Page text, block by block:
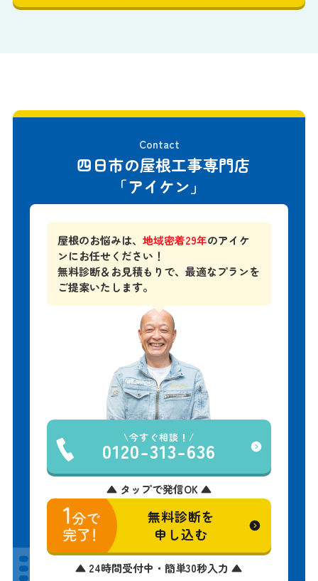
Contact
四日市の屋根工事専門店
「アイケン」
屋根のお悩みは、地域密着29年のアイケ
ンにお任せください！
無料診断＆お見積もりで、最適なプランを
ご提案いたします。
今すぐ相談！
0120-313-636
▲ タップで発信OK ▲
無料診断を
申し込む
▲ 24時間受付中・簡単30秒入力 ▲